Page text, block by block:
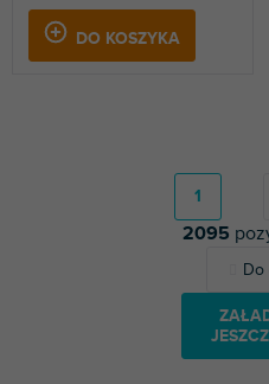
DO KOSZYKA
t
j
1
2095
Do